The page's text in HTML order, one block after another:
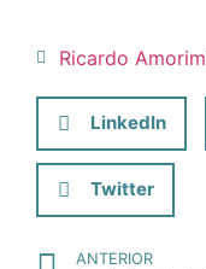
Ricardo Amorim
LinkedIn
Twitter
ANTERIOR